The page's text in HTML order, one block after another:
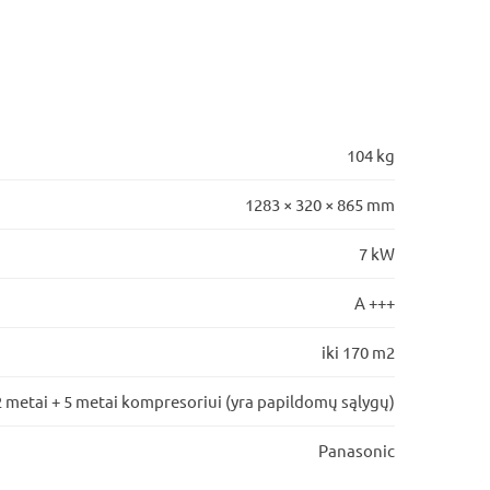
104 kg
1283 × 320 × 865 mm
7 kW
A +++
iki 170 m2
metai + 5 metai kompresoriui (yra papildomų sąlygų)
Panasonic